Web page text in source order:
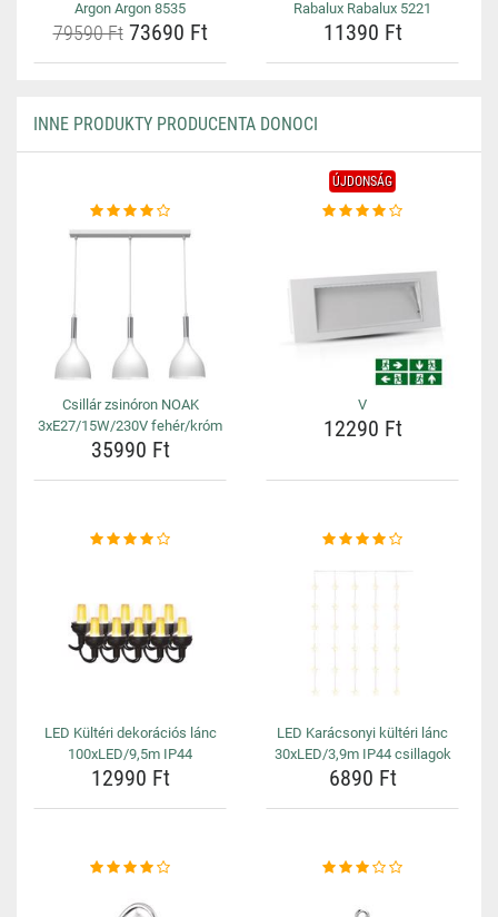
Argon Argon 8535
79590 Ft73690 Ft
Rabalux Rabalux 5221
11390 Ft
INNE PRODUKTY PRODUCENTA DONOCI
Csillár zsinóron NOAK
3xE27/15W/230V fehér/króm
35990 Ft
ÚJDONSÁG
V
12290 Ft
LED Kültéri dekorációs lánc
100xLED/9,5m IP44
12990 Ft
LED Karácsonyi kültéri lánc
30xLED/3,9m IP44 csillagok
6890 Ft